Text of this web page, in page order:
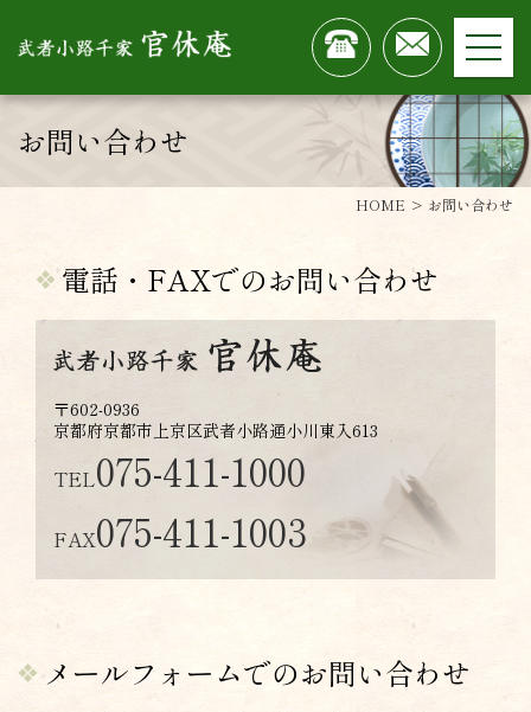
お問い合わせ
HOME お問い合わせ
電話・FAXでのお問い合わせ
〒602-0936
京都府京都市上京区武者小路通小川東入613
TEL075-411-1000
FAX075-411-1003
メールフォームでのお問い合わせ